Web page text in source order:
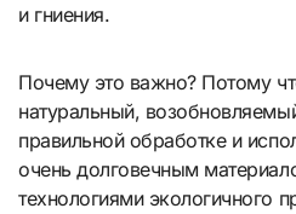
и гниения.
Почему это важно? Потому
натуральный,
правильной обработке и
очень долговечным
технологиями экологичного